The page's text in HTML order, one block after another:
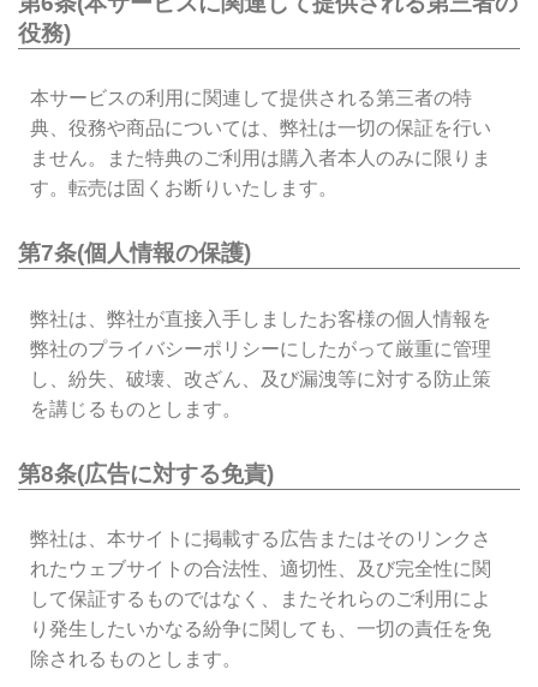
役務)
本サービスの利用に関連して提供される第三者の特
典、役務や商品については、弊社は一切の保証を行い
ません。また特典のご利用は購入者本人のみに限りま
す。転売は固くお断りいたします。
第7条(個人情報の保護)
弊社は、弊社が直接入手しましたお客様の個人情報を
弊社のプライバシーポリシーにしたがって厳重に管理
し、紛失、破壊、改ざん、及び漏洩等に対する防止策
を講じるものとします。
第8条(広告に対する免責)
弊社は、本サイトに掲載する広告またはそのリンクさ
れたウェブサイトの合法性、適切性、及び完全性に関
して保証するものではなく、またそれらのご利用によ
り発生したいかなる紛争に関しても、一切の責任を免
除されるものとします。